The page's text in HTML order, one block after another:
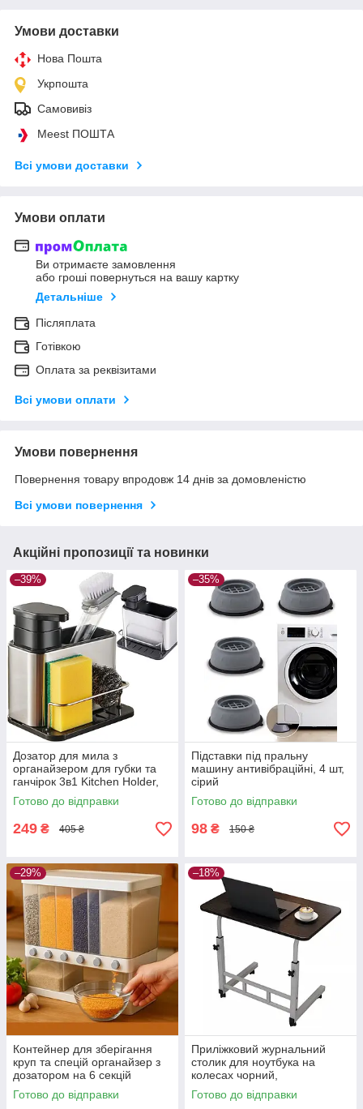
Умови доставки
Нова Пошта
Укрпошта
Самовивіз
Meest ПОШТА
Всі умови доставки
Умови оплати
Ви отримаєте замовлення
або гроші повернуться на вашу картку
Детальніше
Післяплата
Готівкою
Оплата за реквізитами
Всі умови оплати
Умови повернення
Повернення товару впродовж 14 днів за домовленістю
Всі умови повернення
Акційні пропозиції та новинки
–39%
Дозатор для мила з
органайзером для губки та
ганчірок 3в1 Kitchen Holder,
сушарка для ложок і виделок
Готово до відправки
249 ₴ 405 ₴
–35%
Підставки під пральну
машину антивібраційні, 4 шт,
сірий
Готово до відправки
98 ₴ 150 ₴
–29%
Контейнер для зберігання
круп та спецій органайзер з
дозатором на 6 секцій
Готово до відправки
–18%
Приліжковий журнальний
столик для ноутбука на
колесах чорний,
регульований 60–90 см,
80×40 см
Готово до відправки